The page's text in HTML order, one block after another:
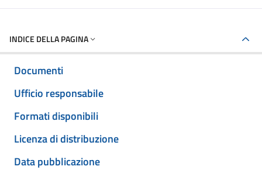
INDICE DELLA PAGINA
Documenti
Ufficio responsabile
Formati disponibili
Licenza di distribuzione
Data pubblicazione